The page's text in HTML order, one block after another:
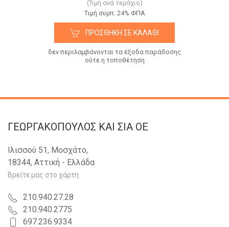
(Τιμή ανά τεμάχιο)
Tιμή συμπ. 24% ΦΠΑ
ΠΡΟΣΘΉΚΗ ΣΕ ΚΑΛΆΘΙ
δεν περιλαμβάνονται τα έξοδα παράδοσης
ούτε η τοποθέτηση
ΓΕΩΡΓΑΚΟΠΟΥΛΟΣ KAI ΣΙΑ OE
Ιλισσού 51, Μοσχάτο,
18344, Αττική - Ελλάδα
Βρείτε μας στο χάρτη
210.940.27.28
210.940.2775
697.236.9334